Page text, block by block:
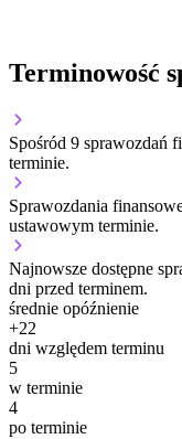
Terminowość
Spośród 9 sprawozdań
terminie.
Sprawozdania
ustawowym terminie.
Najnowsze dostępne
dni przed terminem.
średnie opóźnienie
+22
dni względem terminu
5
w terminie
4
po terminie